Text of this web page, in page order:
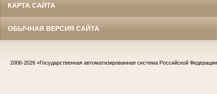
КАРТА САЙТА
ОБЫЧНАЯ ВЕРСИЯ САЙТА
2006-2026 «Государственная автоматизированная система Российской